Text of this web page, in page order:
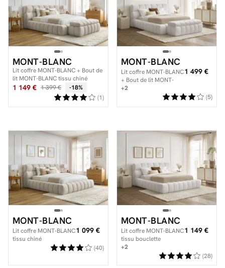
Facilité de paiements
Livraison
Aide et contact
Conseil sur mesure
MONT-BLANC
Lit coffre MONT-BLANC + Bout de
lit MONT-BLANC tissu chiné
1 149 € 1 399 €
-18%
(1)
MONT-BLANC
Lit coffre MONT-BLANC
+ Bout de lit MONT-
BLANC tissu bouclette
1 499 €
+2
(5)
MONT-BLANC
Lit coffre MONT-BLANC
tissu chiné
1 099 €
(40)
MONT-BLANC
Lit coffre MONT-BLANC
tissu bouclette
1 149 €
+2
(28)